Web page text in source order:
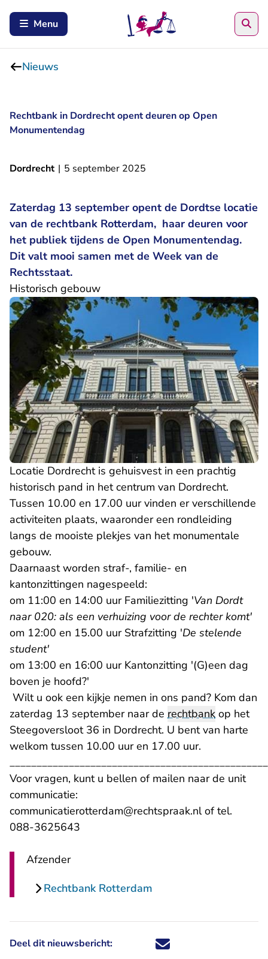
Menu
Nieuws
Rechtbank in Dordrecht opent deuren op Open
Monumentendag
Dordrecht | 5 september 2025
Zaterdag 13 september opent de Dordtse locatie
van de rechtbank Rotterdam, haar deuren voor
het publiek tijdens de Open Monumentendag.
Dit valt mooi samen met de Week van de
Rechtsstaat.
Historisch gebouw
Locatie Dordrecht is gehuisvest in een prachtig
historisch pand in het centrum van Dordrecht.
Tussen 10.00 en 17.00 uur vinden er verschillende
activiteiten plaats, waaronder een rondleiding
langs de mooiste plekjes van het monumentale
gebouw.
Daarnaast worden straf-, familie- en
kantonzittingen nagespeeld:
om 11:00 en 14:00 uur Familiezitting 'Van Dordt
naar 020: als een verhuizing voor de rechter komt'
om 12:00 en 15.00 uur Strafzitting 'De stelende
student'
om 13:00 en 16:00 uur Kantonzitting '(G)een dag
boven je hoofd?'
Wilt u ook een kijkje nemen in ons pand? Kom dan
zaterdag 13 september naar de rechtbank op het
Steegoversloot 36 in Dordrecht. U bent van harte
welkom tussen 10.00 uur en 17.00 uur.
Voor vragen, kunt u bellen of mailen naar de unit
communicatie:
communicatierotterdam@rechtspraak.nl- U verlaat
of tel.
088-3625643
Afzender
Rechtbank Rotterdam
Deel dit nieuwsbericht: Deel dit nieuwsbericht via X -
Deel dit nieuwsbericht via
Deel dit nieuwsbericht
Deel dit